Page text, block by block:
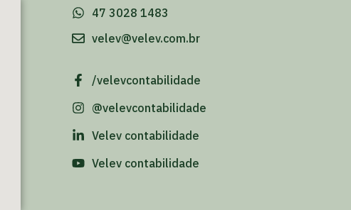
/velevcontabilidade
@velevcontabilidade
Velev contabilidade
Velev contabilidade
47 3028 1483
velev@velev.com.br